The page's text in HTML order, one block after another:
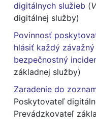
digitálnych služieb (
digitálnej služby)
Povinnosť
hlásiť každý
bezpečnostný
základnej služby)
Zaradenie do
Poskytovateľ
Prevádzkovateľ